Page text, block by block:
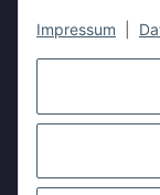
Impressum
Gesetzliche